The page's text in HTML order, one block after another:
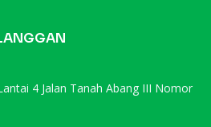
4 Jalan Tanah Abang III Nomor